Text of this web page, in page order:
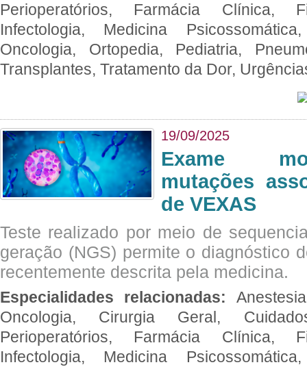
Perioperatórios, Farmácia Clínica,
Infectologia, Medicina
Oncologia, Ortopedia, Pediatria,
Transplantes, Tratamento da Dor,
19/09/2025
Exame
mutações
de VEXAS
Teste realizado por meio de
geração (NGS) permite o diagnóstico
recentemente descrita pela medicina.
Especialidades relacionadas:
Oncologia, Cirurgia Geral,
Perioperatórios, Farmácia Clínica,
Infectologia, Medicina